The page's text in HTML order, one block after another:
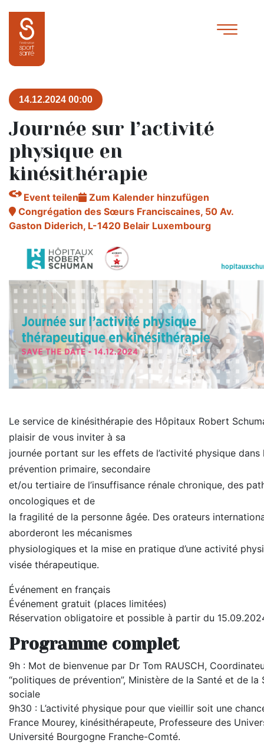
14.12.2024 00:00
Journée sur l’activité
physique en
kinésithérapie
Event teilen
Zum Kalender hinzufügen
Congrégation des Sœurs Franciscaines, 50 Av.
Gaston Diderich, L-1420 Belair Luxembourg
Le service de kinésithérapie des Hôpitaux Robert
plaisir de vous inviter à sa
journée portant sur les effets de l’activité physique dans
prévention primaire, secondaire
et/ou tertiaire de l’insuffisance rénale chronique, des
oncologiques et de
la fragilité de la personne âgée. Des orateurs
aborderont les mécanismes
physiologiques et la mise en pratique d’une activité
visée thérapeutique.
Événement en français
Événement gratuit (places limitées)
Réservation obligatoire et possible à partir du
Programme complet
9h : Mot de bienvenue par Dr Tom RAUSCH,
“politiques de prévention”, Ministère de la Santé et de la
sociale
9h30 : L’activité physique pour que vieillir soit une
France Mourey, kinésithérapeute, Professeure des
Université Bourgogne Franche-Comté.